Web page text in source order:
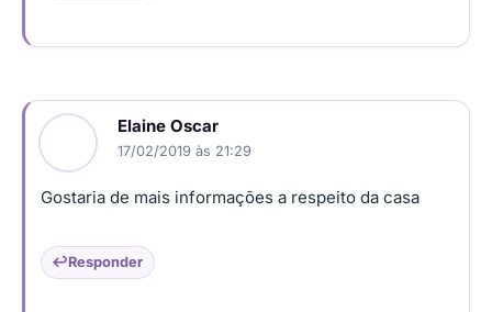
Elaine Oscar
17/02/2019 às 21:29
Gostaria de mais informações a respeito da casa
Responder